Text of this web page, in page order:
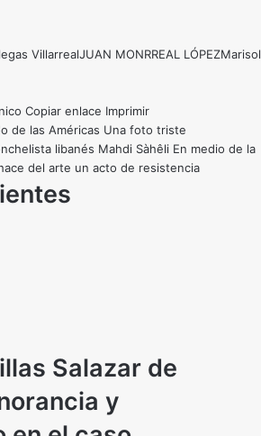
VillarrealJUAN MONRREAL LÓPEZMarisol
Copiar enlace Imprimir
Una foto triste
En medio de la
del arte un acto de resistencia
Salazar de
y